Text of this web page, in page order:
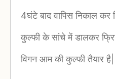
4घंटे बाद वापिस निकाल कर
कुल्फी के सांचे में डालकर
विगन आम की कुल्फी तैयार है|